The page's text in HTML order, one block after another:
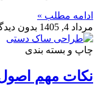
ادامه مطلب »
مرداد 4, 1405
بدون
چاپ و بسته بندی
نکات مهم